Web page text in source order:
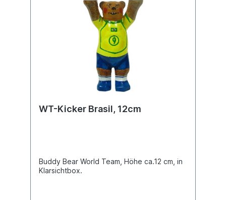
WT-Kicker Brasil, 12cm
Buddy Bear World Team, Höhe ca.12 cm, in
Klarsichtbox.